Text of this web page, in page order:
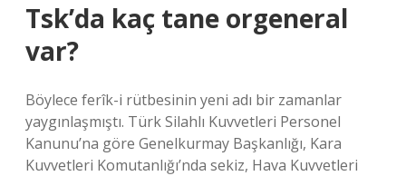
Tsk’da kaç tane orgeneral
var?
Böylece ferîk-i rütbesinin yeni adı bir zamanlar
yaygınlaşmıştı. Türk Silahlı Kuvvetleri Personel
Kanunu’na göre Genelkurmay Başkanlığı, Kara
Kuvvetleri Komutanlığı’nda sekiz, Hava Kuvvetleri